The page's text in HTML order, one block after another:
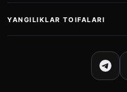
YANGILIKLAR TOIFALARI
IJTIMOIY TARMOQLAR